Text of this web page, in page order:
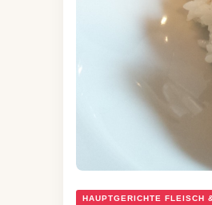
HAUPTGERICHTE FLEISCH